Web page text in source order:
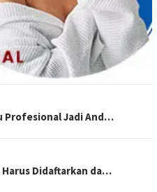
Profesional Jadi And…
Harus Didaftarkan da…